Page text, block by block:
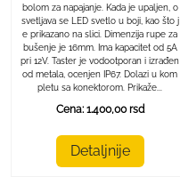
bolom za napajanje. Kada je upaljen, o
svetljava se LED svetlo u boji, kao što j
e prikazano na slici. Dimenzija rupe za
bušenje je 16mm. Ima kapacitet od 5A
pri 12V. Taster je vodootporan i izrađen
od metala, ocenjen IP67. Dolazi u kom
pletu sa konektorom. Prikaže...
Cena: 1.400,00 rsd
Detaljnije